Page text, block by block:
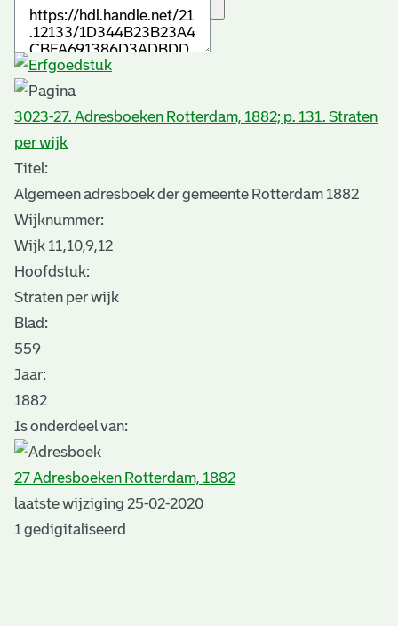
3023-27. Adresboeken Rotterdam, 1882; p. 131. Straten
per wijk
Titel:
Algemeen adresboek der gemeente Rotterdam 1882
Wijknummer:
Wijk 11,10,9,12
Hoofdstuk:
Straten per wijk
Blad:
559
Jaar:
1882
Is onderdeel van:
27 Adresboeken Rotterdam, 1882
laatste wijziging 25-02-2020
1 gedigitaliseerd